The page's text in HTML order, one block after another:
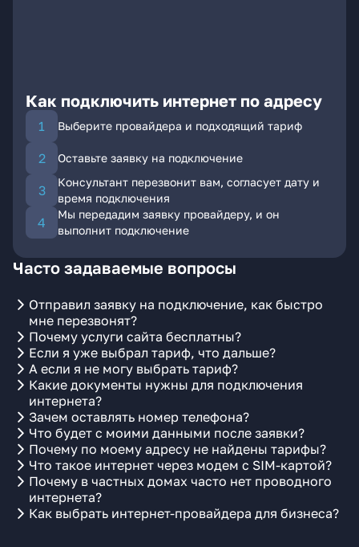
Как подключить интернет по адресу
Выберите провайдера и подходящий тариф
Оставьте заявку на подключение
Консультант перезвонит вам, согласует дату и
время подключения
Мы передадим заявку провайдеру, и он
выполнит подключение
Часто задаваемые вопросы
Отправил заявку на подключение, как быстро
мне перезвонят?
Почему услуги сайта бесплатны?
Если я уже выбрал тариф, что дальше?
А если я не могу выбрать тариф?
Какие документы нужны для подключения
интернета?
Зачем оставлять номер телефона?
Что будет с моими данными после заявки?
Почему по моему адресу не найдены тарифы?
Что такое интернет через модем с SIM-картой?
Почему в частных домах часто нет проводного
интернета?
Как выбрать интернет-провайдера для бизнеса?